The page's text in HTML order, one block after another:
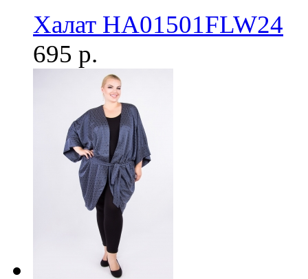
Халат HA01501FLW24
695 р.